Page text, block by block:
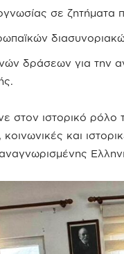
σε ζητήματα
δράσεων για την
στον ιστορικό
κοινωνικές και